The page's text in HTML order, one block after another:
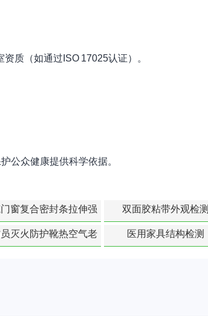
质（如通过ISO 17025认证）。
公众健康提供科学依据。
窗复合密封条拉伸强
-硬质塑料材料检测
双面胶粘带外观检测
灭火防护靴热空气老
医用家具结构检测